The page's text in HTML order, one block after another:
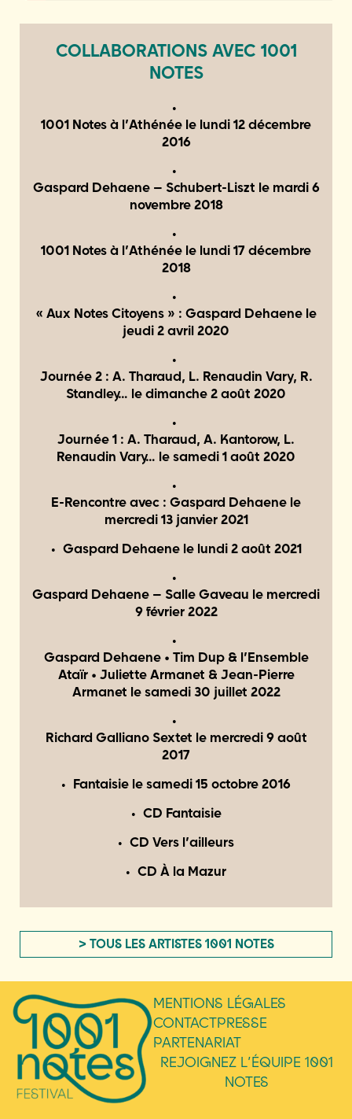
COLLABORATIONS AVEC 1001
NOTES
1001 Notes à l’Athénée le lundi 12 décembre
2016
Gaspard Dehaene – Schubert-Liszt le mardi 6
novembre 2018
1001 Notes à l’Athénée le lundi 17 décembre
2018
« Aux Notes Citoyens » : Gaspard Dehaene le
jeudi 2 avril 2020
Journée 2 : A. Tharaud, L. Renaudin Vary, R.
Standley… ledimanche 2 août 2020
Journée 1 : A. Tharaud, A. Kantorow, L.
Renaudin Vary… lesamedi 1 août 2020
E-Rencontre avec : Gaspard Dehaene le
mercredi 13 janvier 2021
Gaspard Dehaene le lundi 2 août 2021
Gaspard Dehaene – Salle Gaveau le mercredi
9 février 2022
Gaspard Dehaene • Tim Dup & l’Ensemble
Ataïr • Juliette Armanet & Jean-Pierre
Armanet lesamedi 30 juillet 2022
Richard Galliano Sextet le mercredi 9 août
2017
Fantaisie lesamedi 15 octobre 2016
CD Fantaisie
CD Vers l’ailleurs
CD À la Mazur
> TOUS LES ARTISTES 1001 NOTES
MENTIONS LÉGALES
CONTACTPRESSE
PARTENARIAT
REJOIGNEZ L’ÉQUIPE 1001
NOTES